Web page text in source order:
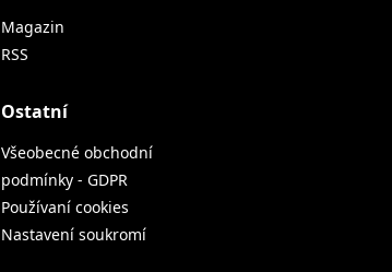
Magazin
RSS
Ostatní
Všeobecné obchodní
podmínky - GDPR
Používaní cookies
Nastavení soukromí